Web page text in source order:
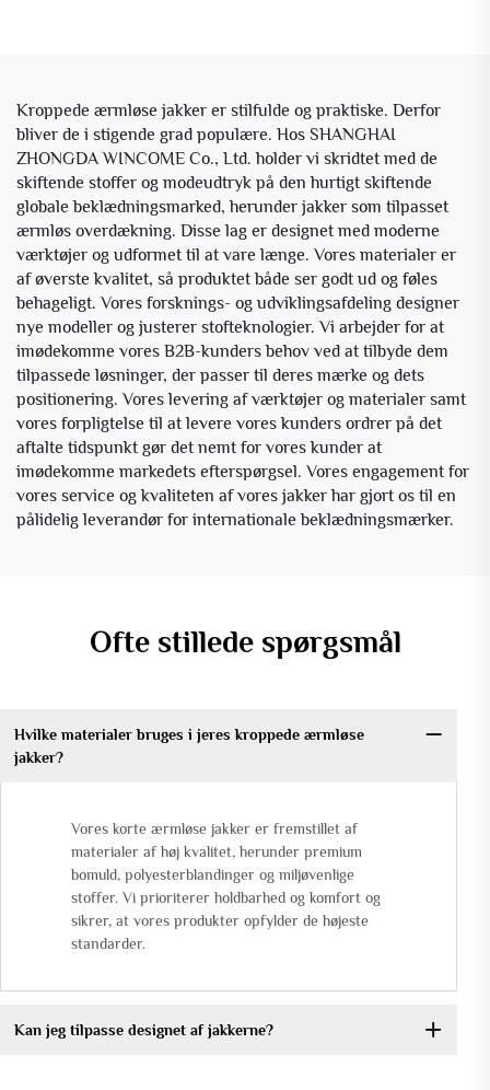
Kroppede ærmløse jakker er stilfulde og praktiske. Derfor
bliver de i stigende grad populære. Hos SHANGHAI
ZHONGDA WINCOME Co., Ltd. holder vi skridtet med de
skiftende stoffer og modeudtryk på den hurtigt skiftende
globale beklædningsmarked, herunder jakker som tilpasset
ærmløs overdækning. Disse lag er designet med moderne
værktøjer og udformet til at vare længe. Vores materialer er
af øverste kvalitet, så produktet både ser godt ud og føles
behageligt. Vores forsknings- og udviklingsafdeling designer
nye modeller og justerer stofteknologier. Vi arbejder for at
imødekomme vores B2B-kunders behov ved at tilbyde dem
tilpassede løsninger, der passer til deres mærke og dets
positionering. Vores levering af værktøjer og materialer samt
vores forpligtelse til at levere vores kunders ordrer på det
aftalte tidspunkt gør det nemt for vores kunder at
imødekomme markedets efterspørgsel. Vores engagement for
vores service og kvaliteten af vores jakker har gjort os til en
pålidelig leverandør for internationale beklædningsmærker.
Ofte stillede spørgsmål
Hvilke materialer bruges i jeres kroppede ærmløse
jakker?
Vores korte ærmløse jakker er fremstillet af
materialer af høj kvalitet, herunder premium
bomuld, polyesterblandinger og miljøvenlige
stoffer. Vi prioriterer holdbarhed og komfort og
sikrer, at vores produkter opfylder de højeste
standarder.
Kan jeg tilpasse designet af jakkerne?